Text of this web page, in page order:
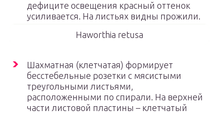
дефиците освещения красный оттенок
усиливается. На листьях видны прожили.
Haworthia retusa
Шахматная (клетчатая) формирует
бесстебельные розетки с мясистыми
треугольными листьями,
расположенными по спирали. На верхней
части листовой пластины – клетчатый